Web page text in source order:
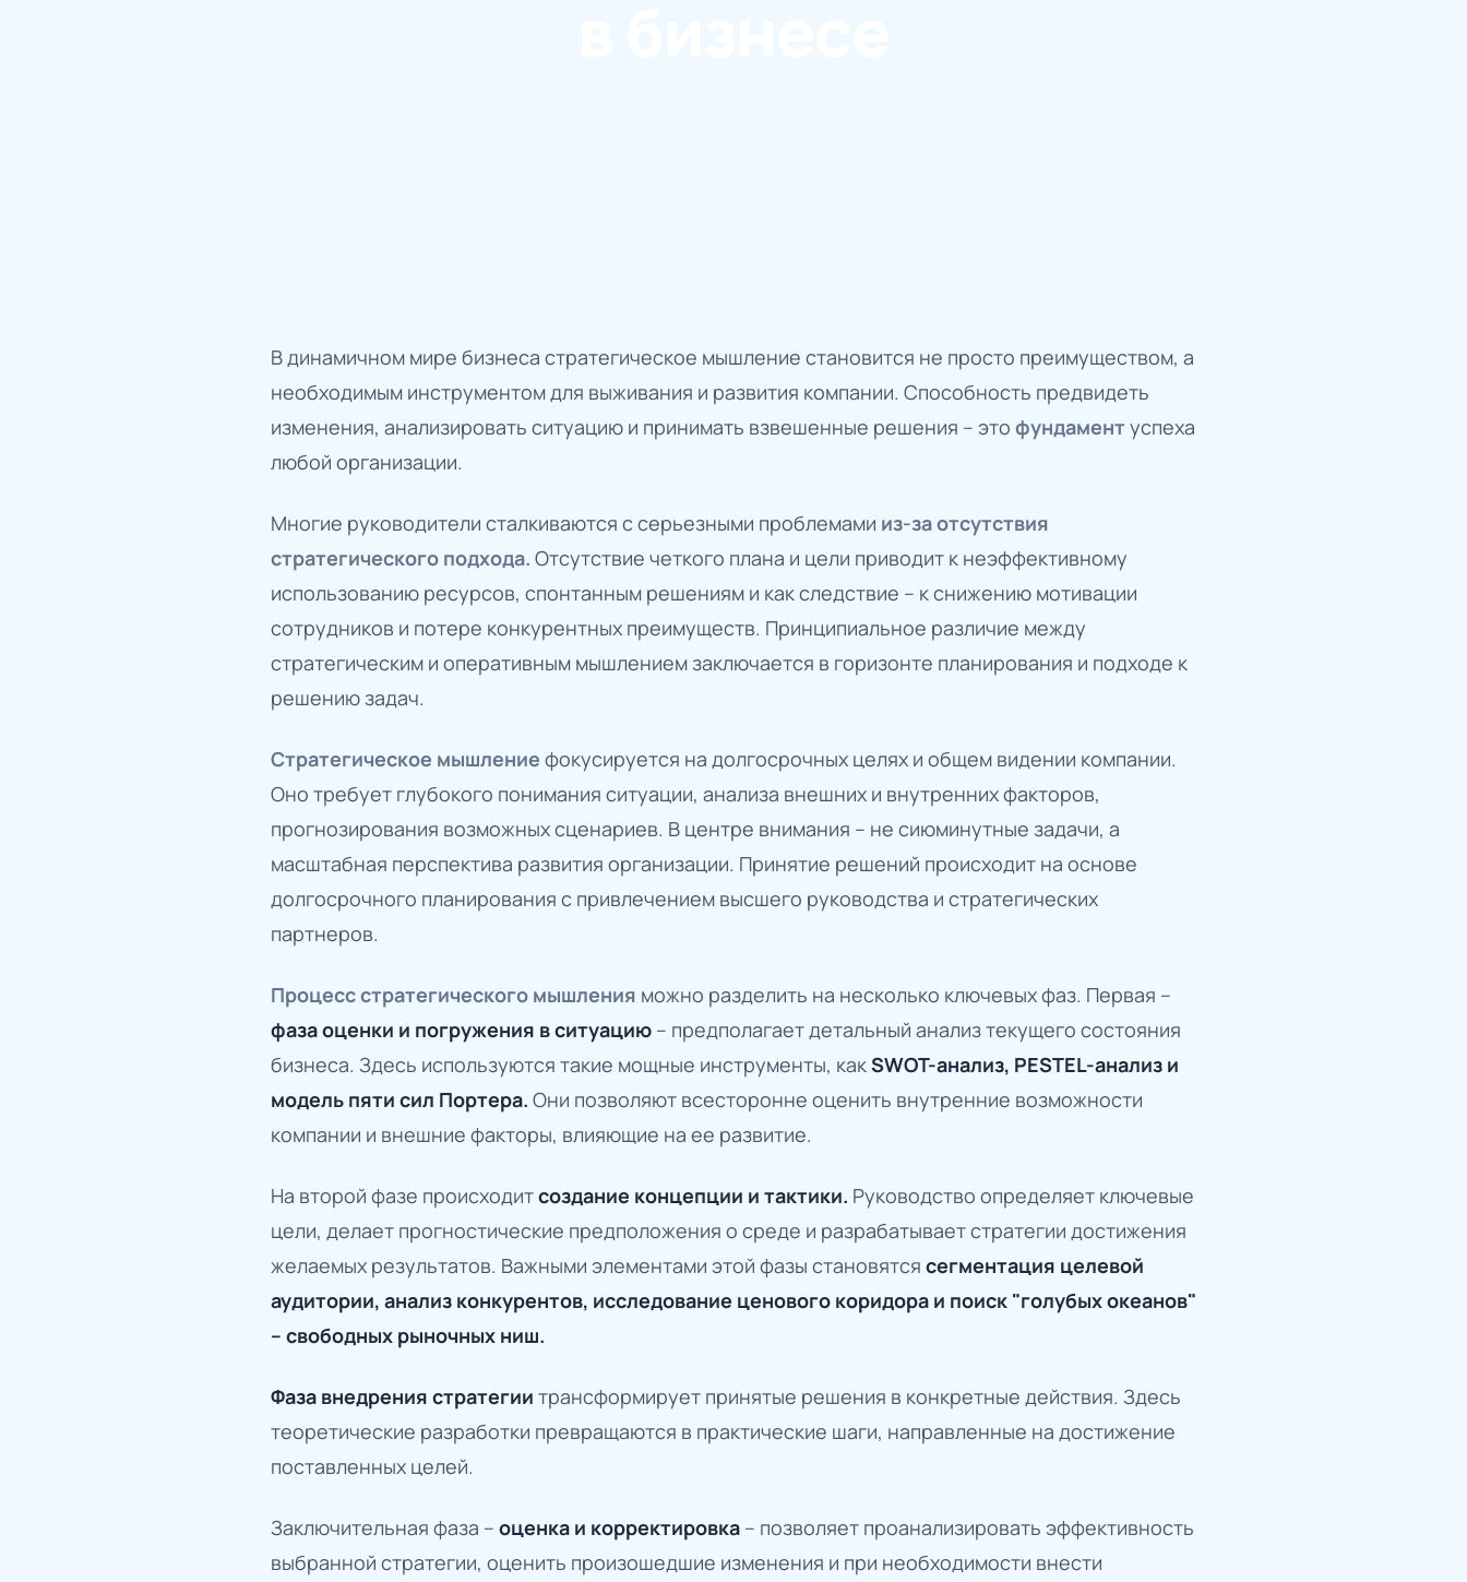
В динамичном мире бизнеса стратегическое мышление становится не просто преимуществом, а
необходимым инструментом для выживания и развития компании. Способность предвидеть
изменения, анализировать ситуацию и принимать взвешенные решения – это фундамент успеха
любой организации.
Многие руководители сталкиваются с серьезными проблемами из-за отсутствия
стратегического подхода. Отсутствие четкого плана и цели приводит к неэффективному
использованию ресурсов, спонтанным решениям и как следствие – к снижению мотивации
сотрудников и потере конкурентных преимуществ. Принципиальное различие между
стратегическим и оперативным мышлением заключается в горизонте планирования и подходе к
решению задач.
Стратегическое мышление фокусируется на долгосрочных целях и общем видении компании.
Оно требует глубокого понимания ситуации, анализа внешних и внутренних факторов,
прогнозирования возможных сценариев. В центре внимания – не сиюминутные задачи, а
масштабная перспектива развития организации. Принятие решений происходит на основе
долгосрочного планирования с привлечением высшего руководства и стратегических
партнеров.
Процесс стратегического мышления можно разделить на несколько ключевых фаз. Первая –
фаза оценки и погружения в ситуацию – предполагает детальный анализ текущего состояния
бизнеса. Здесь используются такие мощные инструменты, какSWOT-анализ, PESTEL-анализ и
модель пяти сил Портера. Они позволяют всесторонне оценить внутренние возможности
компании и внешние факторы, влияющие на ее развитие.
На второй фазе происходитсоздание концепции и тактики. Руководство определяет ключевые
цели, делает прогностические предположения о среде и разрабатывает стратегии достижения
желаемых результатов. Важными элементами этой фазы становятся сегментация целевой
аудитории, анализ конкурентов, исследование ценового коридора и поиск "голубых океанов"
– свободных рыночных ниш.
Фаза внедрения стратегии трансформирует принятые решения в конкретные действия. Здесь
теоретические разработки превращаются в практические шаги, направленные на достижение
поставленных целей.
Заключительная фаза – оценка и корректировка – позволяет проанализировать эффективность
выбранной стратегии, оценить произошедшие изменения и при необходимости внести